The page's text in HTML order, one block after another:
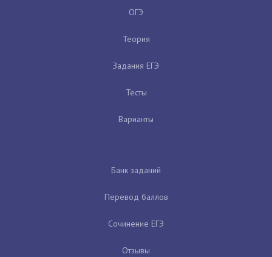
ОГЭ
Теория
Задания ЕГЭ
Тесты
Варианты
Банк заданий
Перевод баллов
Сочинение ЕГЭ
Отзывы